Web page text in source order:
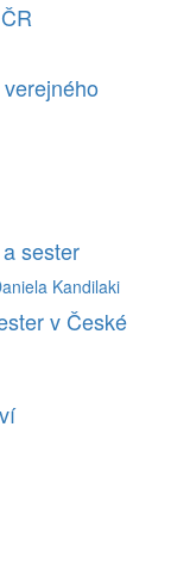
sester
Kandilaki
v České